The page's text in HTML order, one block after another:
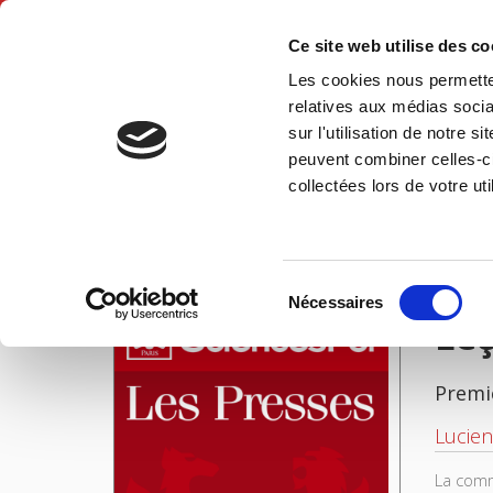
Ce site web utilise des
Les cookies nous
relatives aux médias
sur l'utilisation de notre
peuvent combiner celles-
collectées lors de votre
Nécessaires
Accueil Leçons sur l'égalité
La